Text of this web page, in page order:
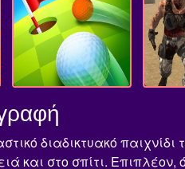
διαδικτυακό
και στο σπίτι.